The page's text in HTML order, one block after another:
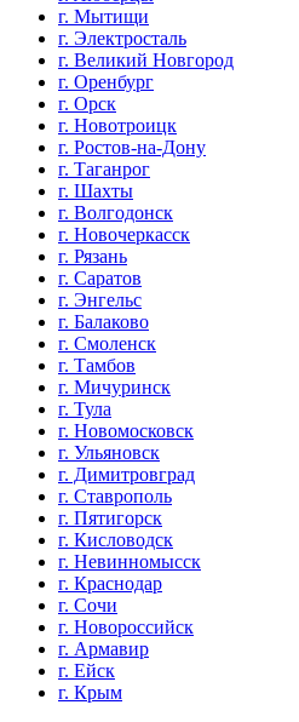
г. Мытищи
г. Электросталь
г. Великий Новгород
г. Оренбург
г. Орск
г. Новотроицк
г. Ростов-на-Дону
г. Таганрог
г. Шахты
г. Волгодонск
г. Новочеркасск
г. Рязань
г. Саратов
г. Энгельс
г. Балаково
г. Смоленск
г. Тамбов
г. Мичуринск
г. Тула
г. Новомосковск
г. Ульяновск
г. Димитровград
г. Ставрополь
г. Пятигорск
г. Кисловодск
г. Невинномысск
г. Краснодар
г. Сочи
г. Новороссийск
г. Армавир
г. Ейск
г. Крым